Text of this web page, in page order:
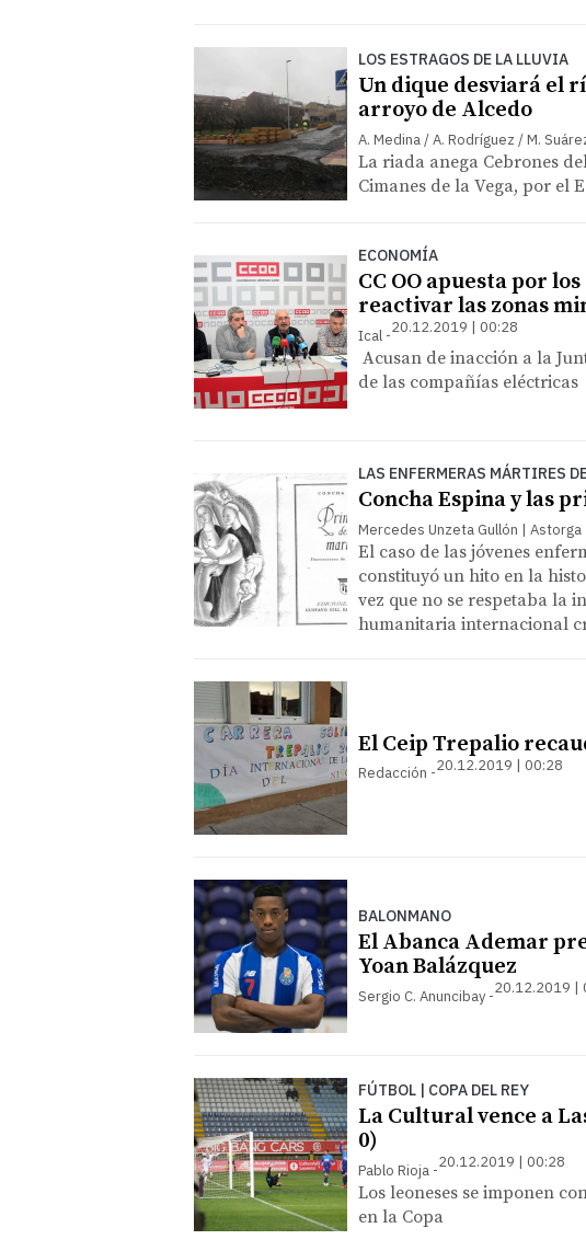
LOS ESTRAGOS DE LA LLUVIA
Un dique desviará el
arroyo de Alcedo
A. Medina / A. Rodríguez / M.
La riada anega Cebrones
Cimanes de la Vega, por el
ECONOMÍA
CC OO apuesta por
reactivar las zonas
Ical 20.12.2019 | 00:28
Acusan de inacción a la
de las compañías eléctricas
LAS ENFERMERAS MÁRTIRES
Concha Espina y las
Mercedes Unzeta Gullón | Astorga
El caso de las jóvenes
constituyó un hito en la
vez que no se respetaba la
humanitaria internacional
El Ceip Trepalio
Redacción 20.12.2019 | 00:28
BALONMANO
El Abanca Ademar
Yoan Balázquez
Sergio C. Anuncibay 20.12.2019 |
FÚTBOL | COPA DEL REY
La Cultural vence a
0)
Pablo Rioja 20.12.2019 | 00:28
Los leoneses se imponen
en la Copa